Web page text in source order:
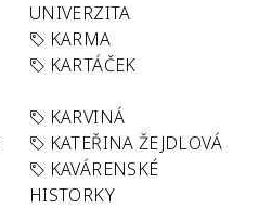
UNIVERZITA
KARMA
KARTÁČEK
KARVINÁ
KATEŘINA ŽEJDLOVÁ
KAVÁRENSKÉ
HISTORKY